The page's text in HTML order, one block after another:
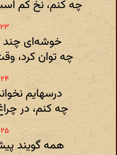
چه کنم، نخ کم
خوشه‌ای چند
چه توان کرد،
درسهایم
چه کنم، در
همه گویند